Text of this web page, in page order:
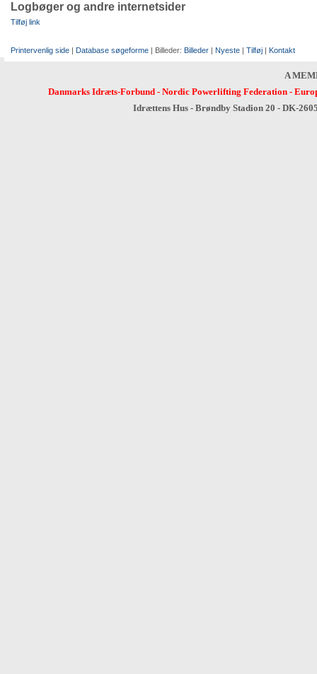
Logbøger og andre internetsider
Tilføj link
Printervenlig side | Database søgeforme | Billeder: Billeder | Nyeste | Tilføj | Kontakt
A
Danmarks Idræts-Forbund- Nordic Powerlifting Federation-
Idrættens Hus - Brøndby Stadion 20 - DK-